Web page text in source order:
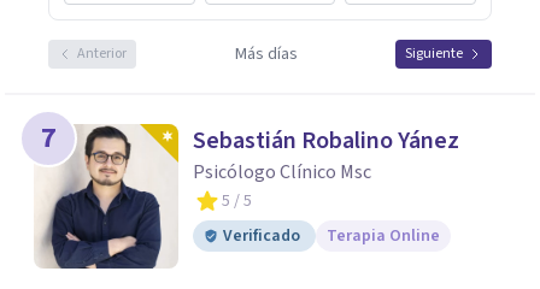
Anterior Más días Siguiente
7 Sebastián Robalino Yánez
Psicólogo Clínico Msc
5 / 5
Verificado
Terapia Online